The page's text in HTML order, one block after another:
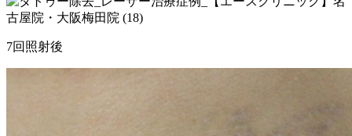
7回照射後